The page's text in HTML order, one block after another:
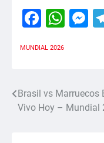
MUNDIAL 2026
Navegación
Brasil vs Marruecos
Vivo Hoy – Mundial